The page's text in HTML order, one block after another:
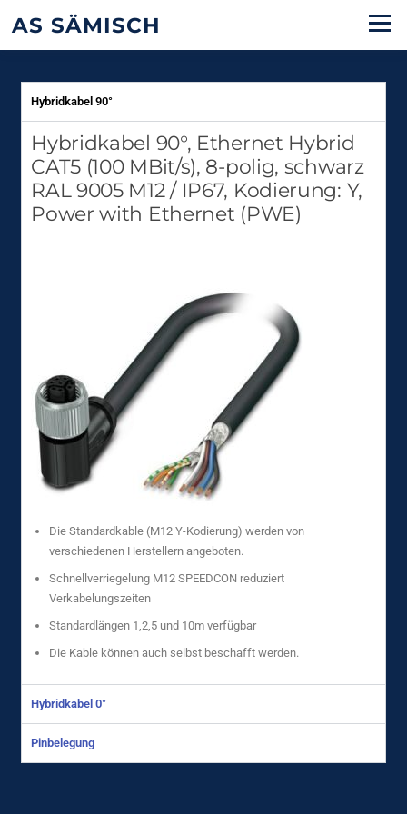
AS SÄMISCH Menü
Hybridkabel 90°
Hybridkabel 90°, Ethernet Hybrid
CAT5 (100 MBit/s), 8-polig, schwarz
RAL 9005 M12 / IP67, Kodierung: Y,
Power with Ethernet (PWE)
Die Standardkable (M12 Y-Kodierung) werden von
verschiedenen Herstellern angeboten.
Schnellverriegelung M12 SPEEDCON reduziert
Verkabelungszeiten
Standardlängen 1,2,5 und 10m verfügbar
Die Kable können auch selbst beschafft werden.
Hybridkabel 0°
Pinbelegung